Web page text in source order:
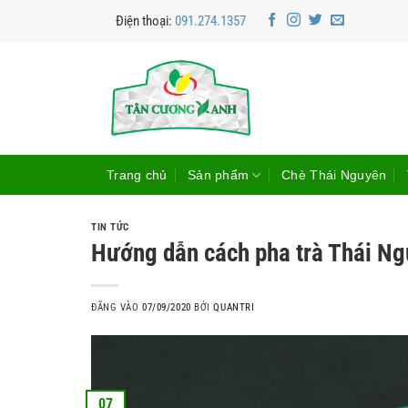
Điện thoại: 091.274.1357
Trang chủ Sản phẩm Chè Thái Nguyên
TIN TỨC
Hướng dẫn cách pha trà Thái
ĐĂNG VÀO07/09/2020 BỞIQUANTRI
07